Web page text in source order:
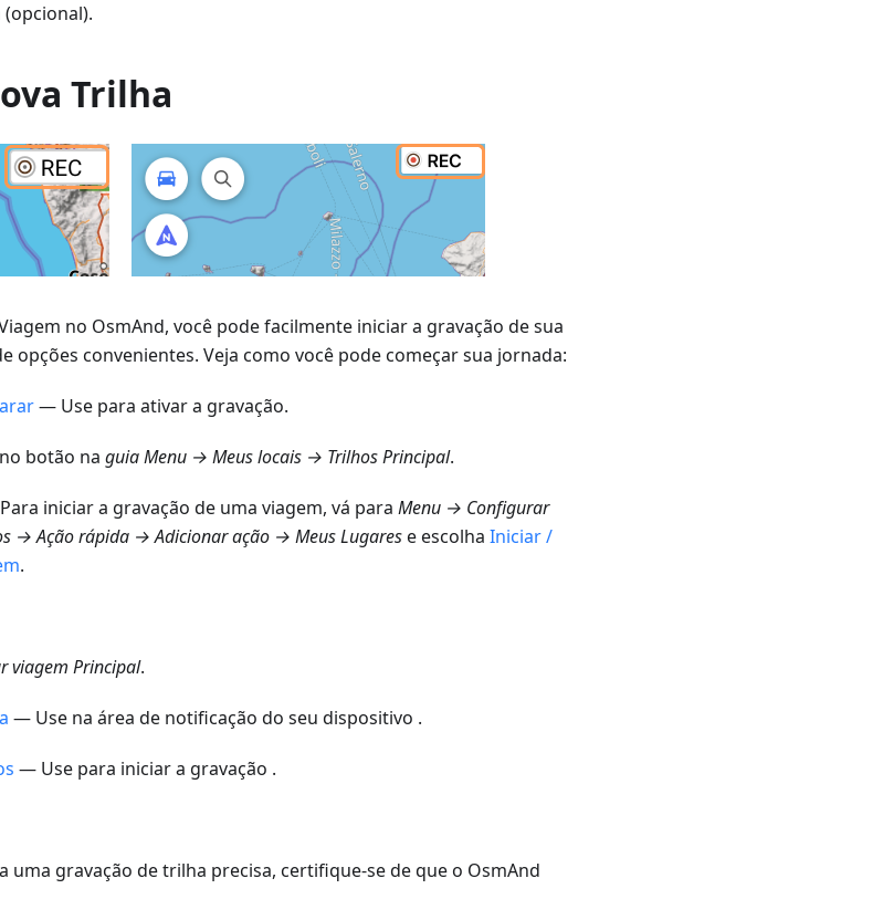
Trilha
no OsmAnd, você pode facilmente iniciar a gravação de sua
opções convenientes. Veja como você pode começar sua jornada:
— Use para ativar a gravação.
botão na guiaMenu → Meus locais → TrilhosPrincipal.
iniciar a gravação de uma viagem, vá para Menu → Configurar
→ Ação rápida → Adicionar ação → Meus Lugarese escolha Iniciar /
.
viagem Principal.
— Use na área de notificação do seu dispositivo .
— Use para iniciar a gravação .
uma gravação de trilha precisa, certifique-se de que o OsmAnd